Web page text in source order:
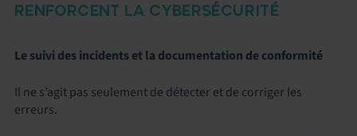
RENFORCENT LA CYBERSÉCURITÉ
Le suivi des incidents et la documentation de conformité
Il ne s’agit pas seulement de détecter et de corriger les
erreurs.